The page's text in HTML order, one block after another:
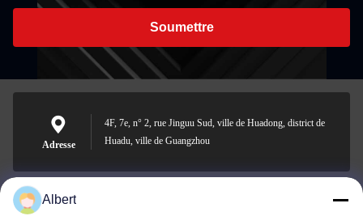
Soumettre
Adresse
4F, 7e, n° 2, rue Jinguu Sud, ville de Huadong, district de
Huadu, ville de Guangzhou
Albert